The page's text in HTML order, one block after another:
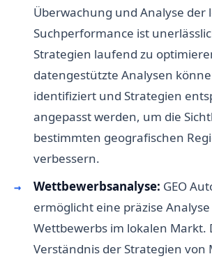
Überwachung und Analyse der
Suchperformance ist
Strategien laufend zu
datengestützte Analysen
identifiziert und Strategien
angepasst werden, um die
bestimmten geografischen
verbessern.
Wettbewerbsanalyse: GEO
ermöglicht eine präzise Analyse
Wettbewerbs im lokalen Markt.
Verständnis der Strategien von